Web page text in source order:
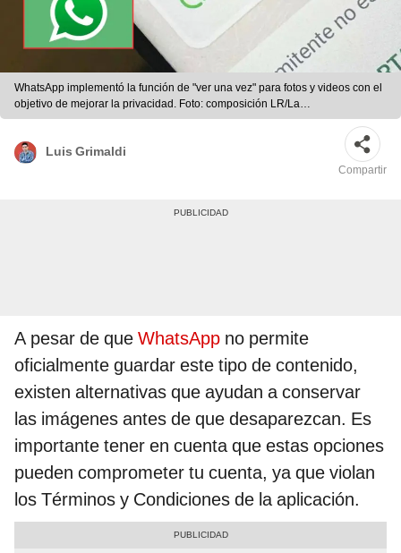
WhatsApp implementó la función de "ver una vez" para fotos y videos con el
objetivo de mejorar la privacidad. Foto: composición LR/La
Vanguardia/Líbero
Luis Grimaldi
Compartir
A pesar de que WhatsApp no permite
oficialmente guardar este tipo de contenido,
existen alternativas que ayudan a conservar
las imágenes antes de que desaparezcan. Es
importante tener en cuenta que estas opciones
pueden comprometer tu cuenta, ya que violan
los Términos y Condiciones de la aplicación.